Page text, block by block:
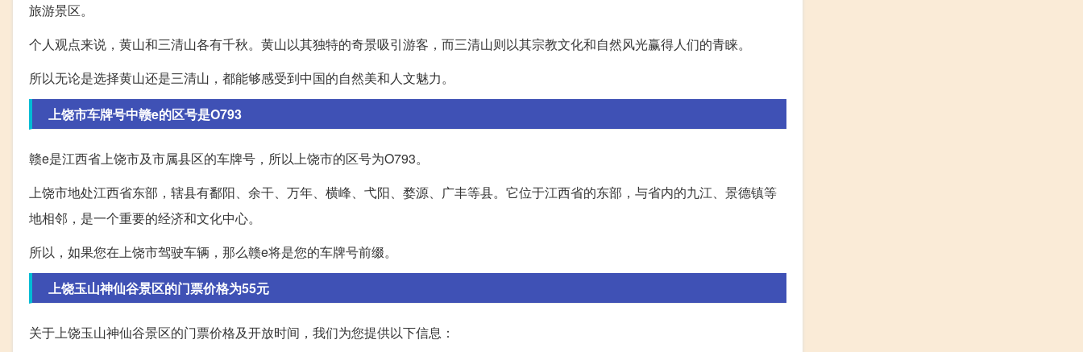
旅游景区。
个人观点来说，黄山和三清山各有千秋。黄山以其独特的奇景吸引游客，而三清山则以其宗教文化和自然风光赢得人们的青睐。
所以无论是选择黄山还是三清山，都能够感受到中国的自然美和人文魅力。
上饶市车牌号中赣e的区号是O793
赣e是江西省上饶市及市属县区的车牌号，所以上饶市的区号为O793。
上饶市地处江西省东部，辖县有鄱阳、余干、万年、横峰、弋阳、婺源、广丰等县。它位于江西省的东部，与省内的九江、景德镇等
地相邻，是一个重要的经济和文化中心。
所以，如果您在上饶市驾驶车辆，那么赣e将是您的车牌号前缀。
上饶玉山神仙谷景区的门票价格为55元
关于上饶玉山神仙谷景区的门票价格及开放时间，我们为您提供以下信息：